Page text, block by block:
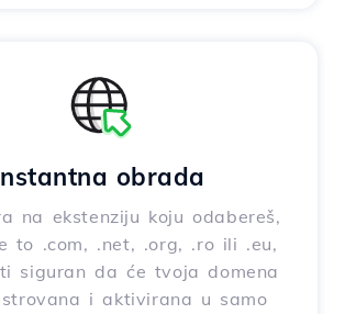
obrada
na ekstenziju koju odabereš,
to .com, .net, .org, .ro ili .eu,
siguran da će tvoja domena
i aktivirana u samo